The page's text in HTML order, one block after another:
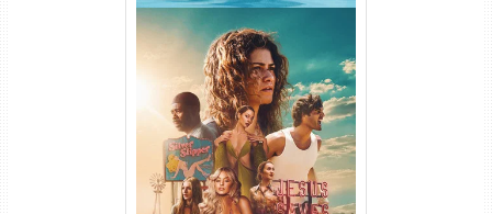
Euphoria 3ª Temporada
Torrent (2026) WEB-DL 1080p
Dual Áudio